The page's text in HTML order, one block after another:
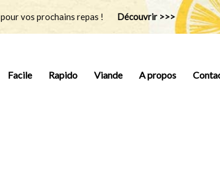
pour vos prochains repas ! Découvrir >>>
Facile Rapido Viande A propos